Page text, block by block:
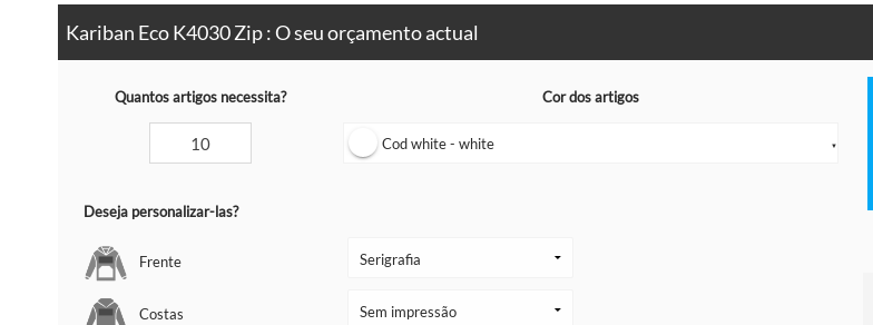
Kariban Eco K4030 Zip : O seu orçamento actual
Quantos artigos necessita? Cor dos artigos
Cod white - white ▼
Deseja personalizar-las?
Frente
Costas